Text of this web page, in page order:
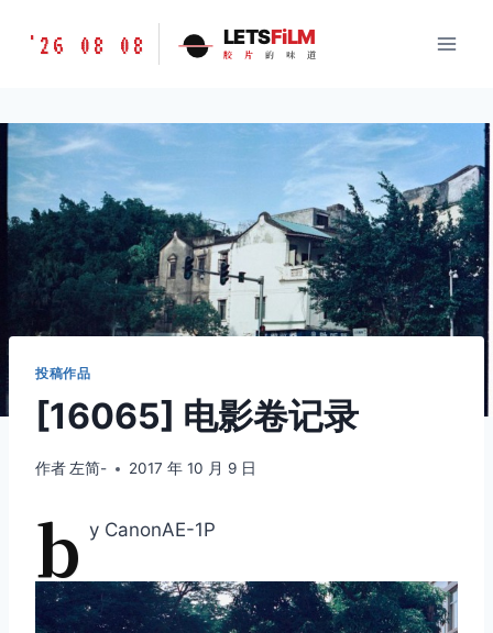
胶
味
道
LETSFILM
'26 08 08 LETSFiLM
胶 片 的 味 道
投稿作品
[16065] 电影卷记录
作者 左简- 2017 年 10 月 9 日
b y CanonAE-1P